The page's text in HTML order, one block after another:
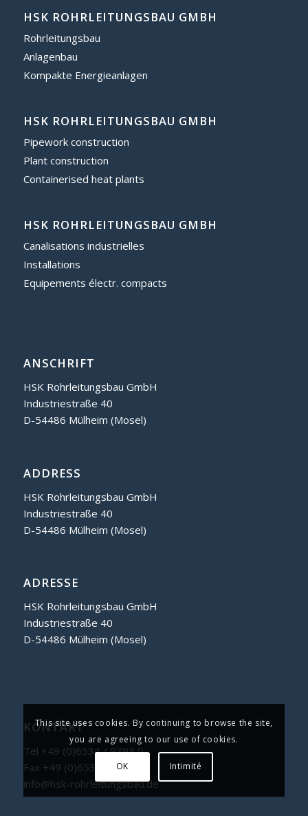
HSK ROHRLEITUNGSBAU GMBH
Rohrleitungsbau
Anlagenbau
Kompakte Energieanlagen
HSK ROHRLEITUNGSBAU GMBH
Pipework construction
Plant construction
Containerised heat plants
HSK ROHRLEITUNGSBAU GMBH
Canalisations industrielles
Installations
Equipements électr. compacts
ANSCHRIFT
HSK Rohrleitungsbau GmbH
Industriestraße 40
D-54486 Mülheim (Mosel)
ADDRESS
HSK Rohrleitungsbau GmbH
Industriestraße 40
D-54486 Mülheim (Mosel)
ADRESSE
HSK Rohrleitungsbau GmbH
Industriestraße 40
D-54486 Mülheim (Mosel)
KONTAKT
Tel +49 (0)6534 / 9393 0
Fax +49 (0)6534 / 9393 23
info@hsk-rohrleitungsbau.de
This site uses cookies. By continuing to browse the site,
you are agreeing to our use of cookies.
OK Intimité